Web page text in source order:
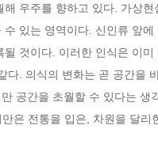
우주를 향하고 있다. 가상
있는 영역이다. 신인류 앞
것이다. 이러한 인식은 이
다. 의식의 변화는 곧 공간을
공간을 초월할 수 있다는 생
은 전통을 입은, 차원을 달